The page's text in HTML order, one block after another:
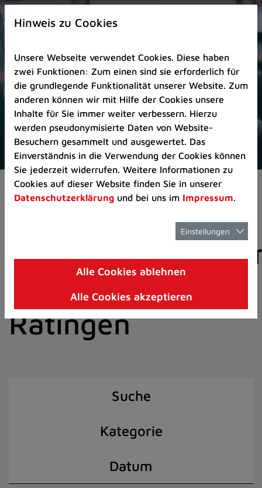
Zur
Startseite
Zum
Seitenanfang
springen
(Schnelltaste
A)
Zur
Navigation/Menü
springen
(Schnelltaste
M)
Zur
8)
I)
Pressemeldungen
der Stadt
Ratingen
Suche
Kategorie
Datum
Hinweis zu Cookies
Unsere Webseite verwendet Cookies. Diese haben
zwei Funktionen: Zum einen sind sie erforderlich für
die grundlegende Funktionalität unserer Website. Zum
anderen können wir mit Hilfe der Cookies unsere
Inhalte für Sie immer weiter verbessern. Hierzu
werden pseudonymisierte Daten von Website-
Besuchern gesammelt und ausgewertet. Das
Einverständnis in die Verwendung der Cookies können
Sie jederzeit widerrufen. Weitere Informationen zu
Cookies auf dieser Website finden Sie in unserer
Datenschutzerklärung und bei uns im Impressum.
Einstellungen
Alle Cookies ablehnen
Alle Cookies akzeptieren